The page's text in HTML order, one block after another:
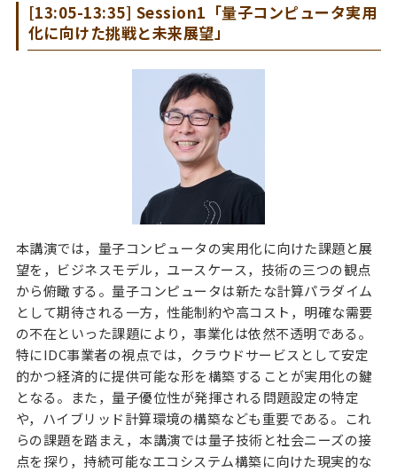
[13:05-13:35] Session1「量子コンピュータ実用
化に向けた挑戦と未来展望」
本講演では，量子コンピュータの実用化に向けた課題と展
望を，ビジネスモデル，ユースケース，技術の三つの観点
から俯瞰する。量子コンピュータは新たな計算パラダイム
として期待される一方，性能制約や高コスト，明確な需要
の不在といった課題により，事業化は依然不透明である。
特にIDC事業者の視点では，クラウドサービスとして安定
的かつ経済的に提供可能な形を構築することが実用化の鍵
となる。また，量子優位性が発揮される問題設定の特定
や，ハイブリッド計算環境の構築なども重要である。これ
らの課題を踏まえ，本講演では量子技術と社会ニーズの接
点を探り，持続可能なエコシステム構築に向けた現実的な